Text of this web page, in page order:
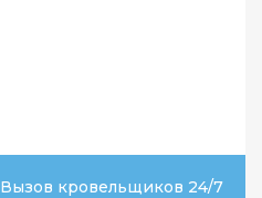
Вызов кровельщиков 24/7